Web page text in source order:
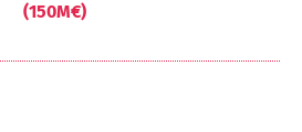
(150M€)